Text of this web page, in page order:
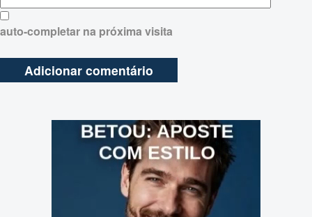
auto-completar na próxima visita